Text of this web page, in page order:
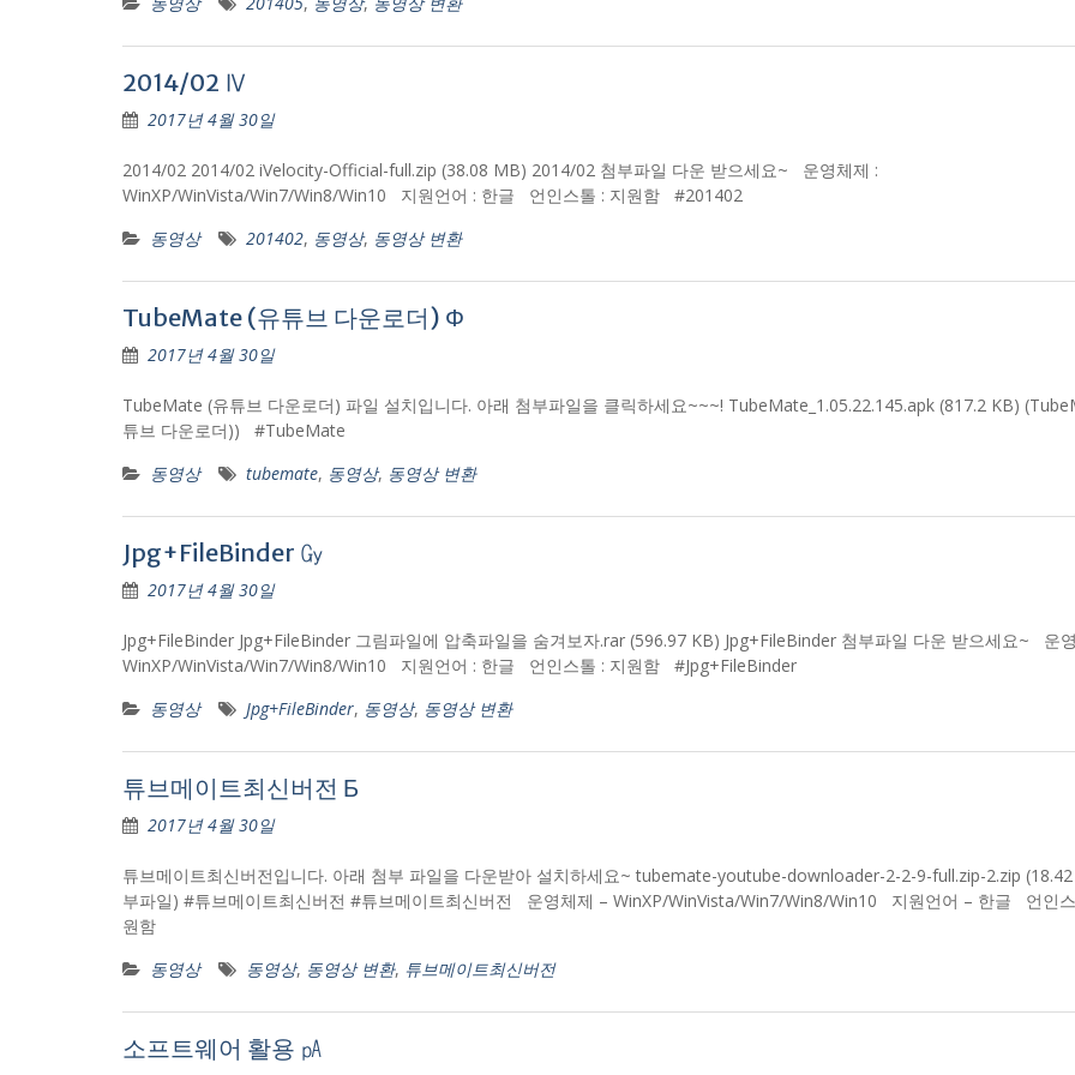
2014/02 Ⅳ
2017년 4월 30일
2014/02 2014/02 iVelocity-Official-full.zip (38.08 MB) 2014/02 첨부파일 다운 받으세요~ 운영체제 :
WinXP/WinVista/Win7/Win8/Win10 지원언어 : 한글 언인스톨 : 지원함 #201402
동영상
201402, 동영상, 동영상 변환
TubeMate (유튜브 다운로더) Φ
2017년 4월 30일
TubeMate (유튜브 다운로더) 파일 설치입니다. 아래 첨부파일을 클릭하세요~~~! TubeMate_1.05.22.145.apk (817.2 KB)
튜브 다운로더)) #TubeMate
동영상
tubemate, 동영상, 동영상 변환
Jpg+FileBinder ㏉
2017년 4월 30일
Jpg+FileBinder Jpg+FileBinder 그림파일에 압축파일을 숨겨보자.rar (596.97 KB) Jpg+FileBinder 첨부파일 다운 받으세요~ 운
WinXP/WinVista/Win7/Win8/Win10 지원언어 : 한글 언인스톨 : 지원함 #Jpg+FileBinder
동영상
Jpg+FileBinder, 동영상, 동영상 변환
튜브메이트최신버전 Б
2017년 4월 30일
튜브메이트최신버전입니다. 아래 첨부 파일을 다운받아 설치하세요~ tubemate-youtube-downloader-2-2-9-full.zip-2.zip
부파일) #튜브메이트최신버전 #튜브메이트최신버전 운영체제 – WinXP/WinVista/Win7/Win8/Win10 지원언어 – 한글 언인
원함
동영상
동영상, 동영상 변환, 튜브메이트최신버전
소프트웨어 활용 ㎀